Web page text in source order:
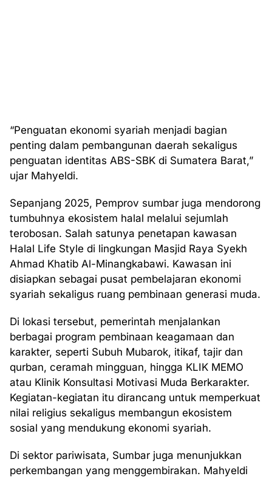
“Penguatan ekonomi syariah menjadi bagian
penting dalam pembangunan daerah sekaligus
penguatan identitas ABS-SBK di Sumatera Barat,”
ujar Mahyeldi.
Sepanjang 2025, Pemprov sumbar juga mendorong
tumbuhnya ekosistem halal melalui sejumlah
terobosan. Salah satunya penetapan kawasan
Halal Life Style di lingkungan Masjid Raya Syekh
Ahmad Khatib Al-Minangkabawi. Kawasan ini
disiapkan sebagai pusat pembelajaran ekonomi
syariah sekaligus ruang pembinaan generasi muda.
Di lokasi tersebut, pemerintah menjalankan
berbagai program pembinaan keagamaan dan
karakter, seperti Subuh Mubarok, itikaf, tajir dan
qurban, ceramah mingguan, hingga KLIK MEMO
atau Klinik Konsultasi Motivasi Muda Berkarakter.
Kegiatan-kegiatan itu dirancang untuk memperkuat
nilai religius sekaligus membangun ekosistem
sosial yang mendukung ekonomi syariah.
Di sektor pariwisata, Sumbar juga menunjukkan
perkembangan yang menggembirakan. Mahyeldi